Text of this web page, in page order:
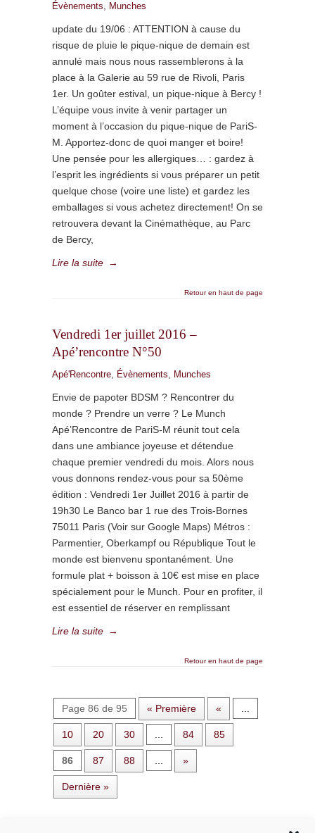
Évènements, Munches
update du 19/06 : ATTENTION à cause du
risque de pluie le pique-nique de demain est
annulé mais nous nous rassemblerons à la
place à la Galerie au 59 rue de Rivoli, Paris
1er. Un goûter estival, un pique-nique à Bercy !
L’équipe vous invite à venir partager un
moment à l’occasion du pique-nique de PariS-
M. Apportez-donc de quoi manger et boire!
Une pensée pour les allergiques… : gardez à
l’esprit les ingrédients si vous préparer un petit
quelque chose (voire une liste) et gardez les
emballages si vous achetez directement! On se
retrouvera devant la Cinémathèque, au Parc
de Bercy,
Lire la suite →
Retour en haut de page
Vendredi 1er juillet 2016 –
Apé’rencontre N°50
Apé'Rencontre, Évènements, Munches
Envie de papoter BDSM ? Rencontrer du
monde ? Prendre un verre ? Le Munch
Apé’Rencontre de PariS-M réunit tout cela
dans une ambiance joyeuse et détendue
chaque premier vendredi du mois. Alors nous
vous donnons rendez-vous pour sa 50ème
édition : Vendredi 1er Juillet 2016 à partir de
19h30 Le Banco bar 1 rue des Trois-Bornes
75011 Paris (Voir sur Google Maps) Métros :
Parmentier, Oberkampf ou République Tout le
monde est bienvenu spontanément. Une
formule plat + boisson à 10€ est mise en place
spécialement pour le Munch. Pour en profiter, il
est essentiel de réserver en remplissant
Lire la suite →
Retour en haut de page
Page 86 de 95 « Première «
10 20 30 84 85
86 87 88 »
Dernière »